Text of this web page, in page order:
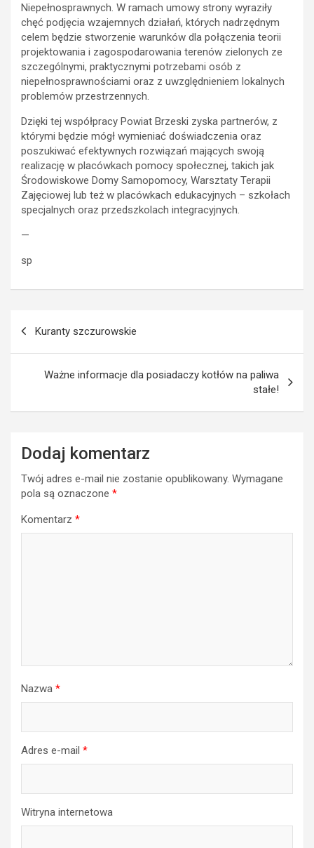
Niepełnosprawnych. W ramach umowy strony wyraziły
chęć podjęcia wzajemnych działań, których nadrzędnym
celem będzie stworzenie warunków dla połączenia teorii
projektowania i zagospodarowania terenów zielonych ze
szczególnymi, praktycznymi potrzebami osób z
niepełnosprawnościami oraz z uwzględnieniem lokalnych
problemów przestrzennych.
Dzięki tej współpracy Powiat Brzeski zyska partnerów, z
którymi będzie mógł wymieniać doświadczenia oraz
poszukiwać efektywnych rozwiązań mających swoją
realizację w placówkach pomocy społecznej, takich jak
Środowiskowe Domy Samopomocy, Warsztaty Terapii
Zajęciowej lub też w placówkach edukacyjnych – szkołach
specjalnych oraz przedszkolach integracyjnych.
—
sp
Kuranty szczurowskie
Ważne informacje dla posiadaczy kotłów na paliwa
stałe!
Dodaj komentarz
Twój adres e-mail nie zostanie opublikowany. Wymagane
pola są oznaczone *
Komentarz *
Nazwa *
Adres e-mail *
Witryna internetowa